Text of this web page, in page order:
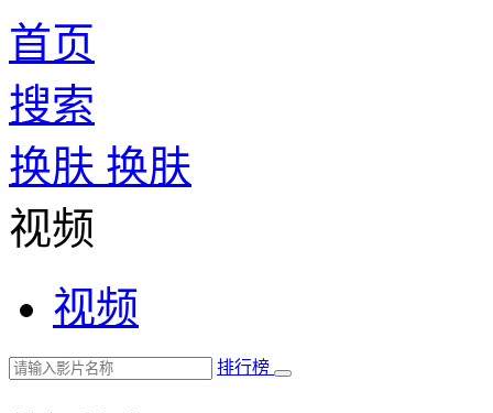
首页
搜索
换肤 换肤
视频
视频
排行榜